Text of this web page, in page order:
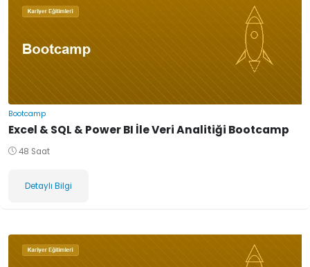
Bootcamp
Excel & SQL & Power BI İle Veri Analitiği Bootcamp
48 Saat
Detaylı Bilgi